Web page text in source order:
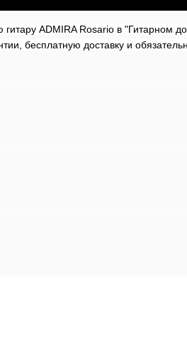
гитару ADMIRA Rosario в "Гитарном
бесплатную доставку и